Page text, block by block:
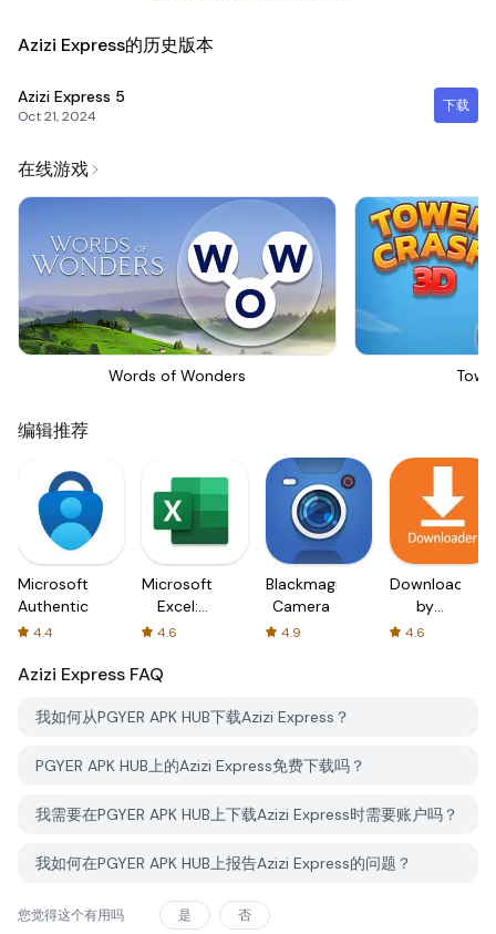
Azizi Express的历史版本
Azizi Express 5
Oct 21, 2024
下载
在线游戏
Words of Wonders
编辑推荐
Microsoft
Authenticator
4.4
Microsoft
Excel:
Spreadsheets
4.6
Blackmagic
Camera
4.9
Downloader
by
AFTVnews
4.6
Azizi Express FAQ
我如何从PGYER APK HUB下载Azizi Express？
PGYER APK HUB上的Azizi Express免费下载吗？
我需要在PGYER APK HUB上下载Azizi Express时需要账户吗？
我如何在PGYER APK HUB上报告Azizi Express的问题？
您觉得这个有用吗 是 否